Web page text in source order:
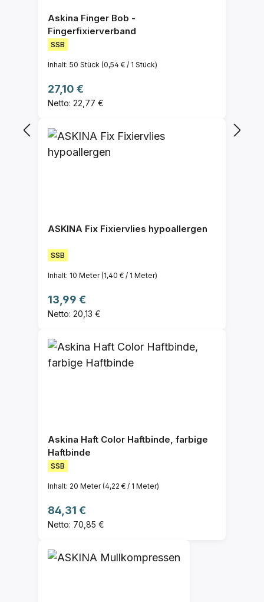
Askina Finger Bob -
Fingerfixierverband
SSB
Inhalt: 50 Stück (0,54 € / 1 Stück)
Regulärer Preis:
27,10 €
Netto: 22,77 €
ASKINA Fix Fixiervlies hypoallergen
SSB
Inhalt: 10 Meter(1,40 € / 1 Meter)
Regulärer Preis:
13,99 €
Netto: 20,13 €
Askina Haft Color Haftbinde, farbige
Haftbinde
SSB
Inhalt: 20 Meter(4,22 € / 1 Meter)
Regulärer Preis:
84,31 €
Netto: 70,85 €